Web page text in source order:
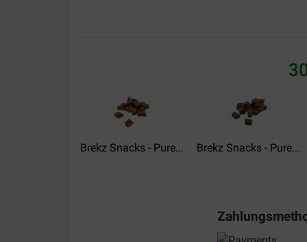
Tolles Produkt, toller Händler!
Brekz Snacks - Pure... Brekz Snacks - Pure...